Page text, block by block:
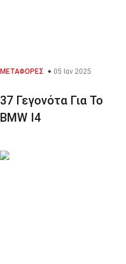
ΜΕΤΑΦΟΡΈΣ 05 Ιαν 2025
37 Γεγονότα Για Το
BMW I4